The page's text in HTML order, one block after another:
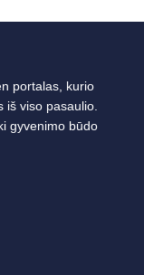
portalas, kurio
iš viso pasaulio.
gyvenimo būdo